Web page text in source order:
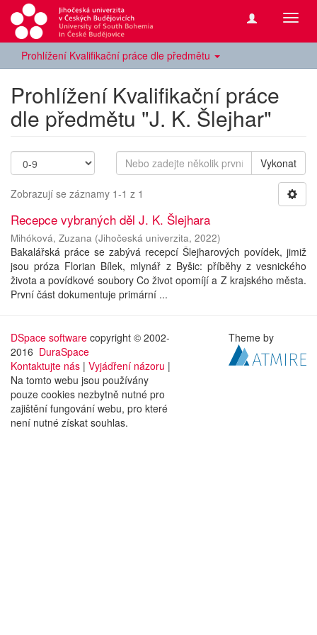
Prohlížení Kvalifikační práce dle předmětu
Prohlížení Kvalifikační práce
dle předmětu "J. K. Šlejhar"
Vykonat
Zobrazují se záznamy 1-1 z 1
Recepce vybraných děl J. K. Šlejhara
Mihóková, Zuzana (Jihočeská univerzita, 2022)
Bakalářská práce se zabývá recepcí Šlejharových povídek, jimiž
jsou próza Florian Bílek, mlynář z Byšic: příběhy z vesnického
života a povídkové soubory Co život opomíjí a Z krajského města.
První část dokumentuje primární ...
DSpace software copyright © 2002-
2016 DuraSpace
Kontaktujte nás | Vyjádření názoru |
Na tomto webu jsou používány
pouze cookies nezbytně nutné pro
zajištění fungování webu, pro které
není nutné získat souhlas.
Theme by